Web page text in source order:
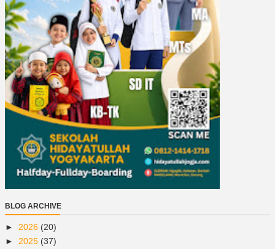
BLOG ARCHIVE
► 2026 (20)
► 2025 (37)